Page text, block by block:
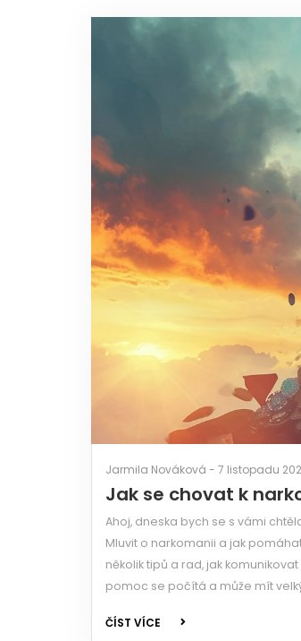
Jarmila Nováková - 7 listopadu
Jak se chovat k
Ahoj, dneska bych se s vámi
Mluvit o narkomanii a jak
několik tipů a rad, jak
pomoc se počítá a může mít
ČÍST VÍCE